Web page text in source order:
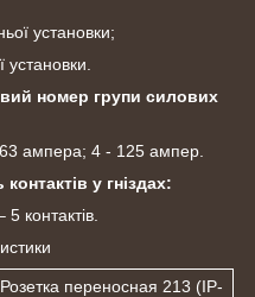
установки;
номер групи силових
ампера; 4 - 125 ампер.
у гніздах:
контактів.
Розетка переносная 213 (IP-